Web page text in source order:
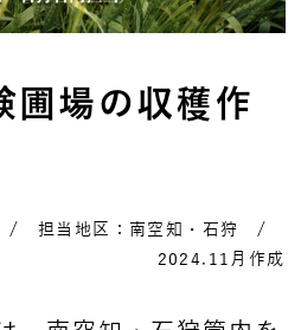
圃場の収穫作
/ 担当地区：南空知・石狩 /
2024.11月作成